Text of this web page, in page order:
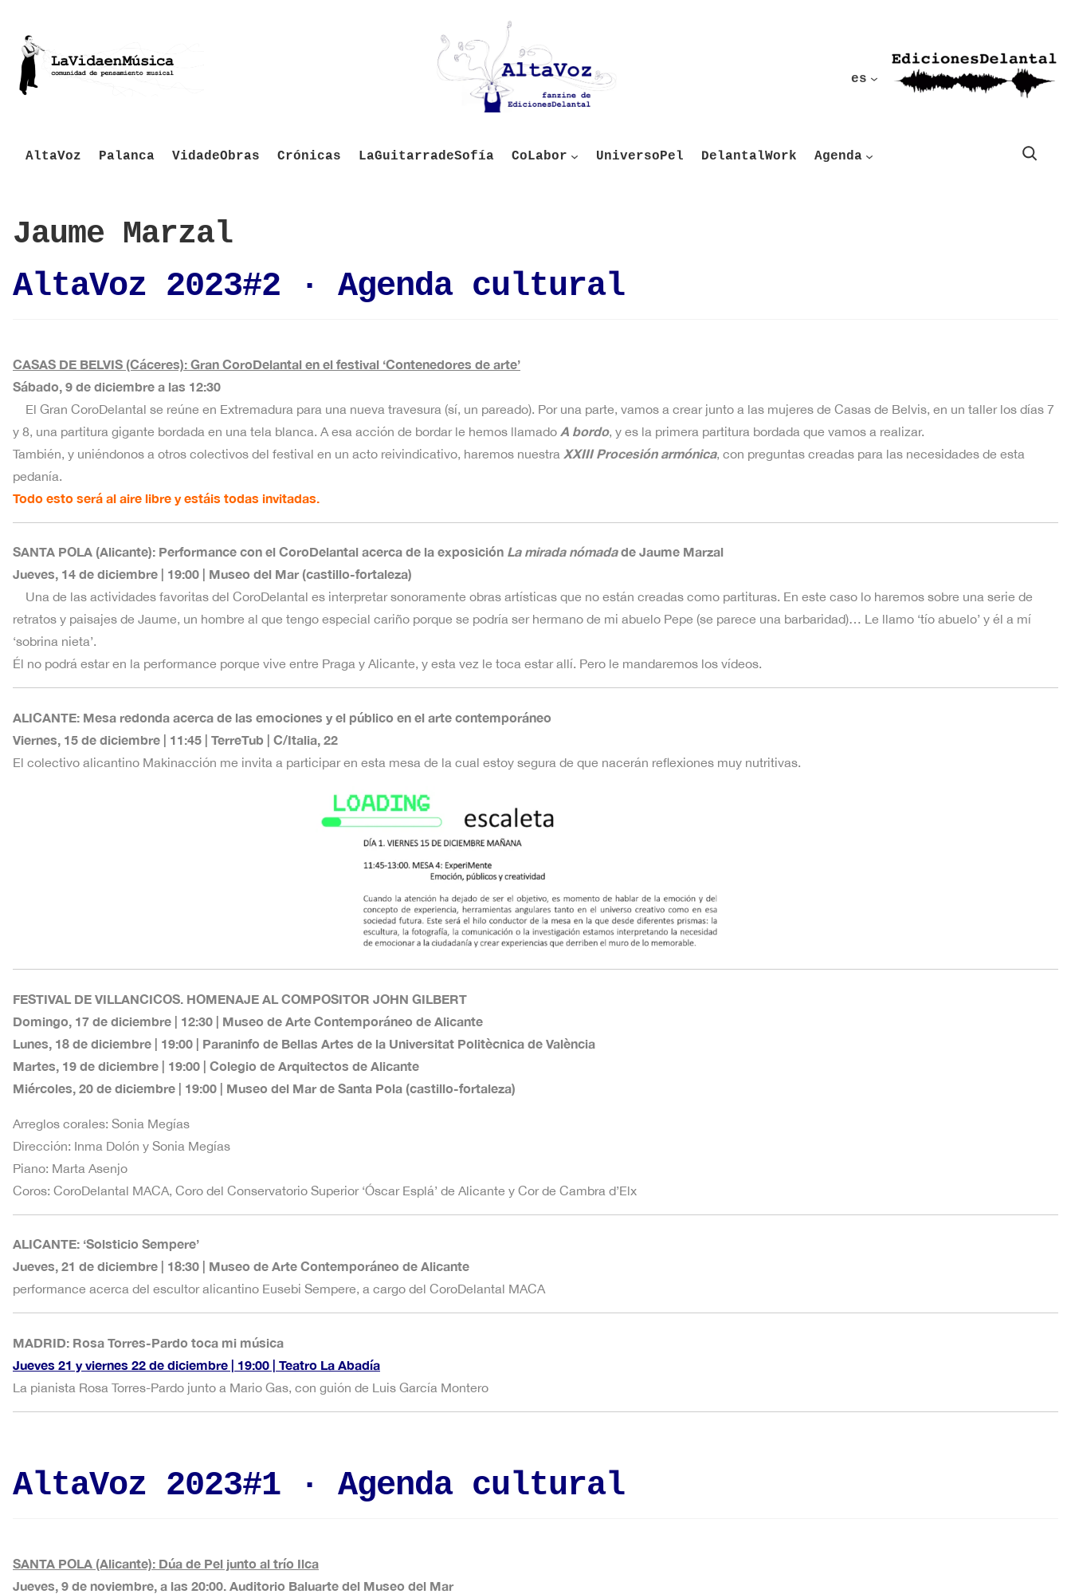
es
AltaVoz Palanca VidadeObras Crónicas LaGuitarradeSofía CoLabor UniversoPel DelantalWork Agenda
Buscar
Jaume Marzal
AltaVoz 2023#2 · Agenda cultural
CASAS DE BELVIS (Cáceres): Gran CoroDelantal en el festival ‘Contenedores de arte’
Sábado, 9 de diciembre a las 12:30
El Gran CoroDelantal se reúne en Extremadura para una nueva travesura (sí, un pareado). Por una parte, vamos a crear junto a las mujeres de Casas de Belvis, en un taller los días 7
y 8, una partitura gigante bordada en una tela blanca. A esa acción de bordar le hemos llamado A bordo, y es la primera partitura bordada que vamos a realizar.
También, y uniéndonos a otros colectivos del festival en un acto reivindicativo, haremos nuestra XXIII Procesión armónica, con preguntas creadas para las necesidades de esta
pedanía.
Todo esto será al aire libre y estáis todas invitadas.
SANTA POLA (Alicante): Performance con el CoroDelantal acerca de la exposición La mirada nómadade Jaume Marzal
Jueves, 14 de diciembre | 19:00 | Museo del Mar (castillo-fortaleza)
Una de las actividades favoritas del CoroDelantal es interpretar sonoramente obras artísticas que no están creadas como partituras. En este caso lo haremos sobre una serie de
retratos y paisajes de Jaume, un hombre al que tengo especial cariño porque se podría ser hermano de mi abuelo Pepe (se parece una barbaridad)… Le llamo ‘tío abuelo’ y él a mí
‘sobrina nieta’.
Él no podrá estar en la performance porque vive entre Praga y Alicante, y esta vez le toca estar allí. Pero le mandaremos los vídeos.
ALICANTE: Mesa redonda acerca de las emociones y el público en el arte contemporáneo
Viernes, 15 de diciembre | 11:45 | TerreTub | C/Italia, 22
El colectivo alicantino Makinacción me invita a participar en esta mesa de la cual estoy segura de que nacerán reflexiones muy nutritivas.
FESTIVAL DE VILLANCICOS. HOMENAJE AL COMPOSITOR JOHN GILBERT
Domingo, 17 de diciembre | 12:30 | Museo de Arte Contemporáneo de Alicante
Lunes, 18 de diciembre | 19:00 | Paraninfo de Bellas Artes de la Universitat Politècnica de València
Martes, 19 de diciembre | 19:00 | Colegio de Arquitectos de Alicante
Miércoles, 20 de diciembre | 19:00 | Museo del Mar de Santa Pola (castillo-fortaleza)
Arreglos corales: Sonia Megías
Dirección: Inma Dolón y Sonia Megías
Piano: Marta Asenjo
Coros: CoroDelantal MACA, Coro del Conservatorio Superior ‘Óscar Esplá’ de Alicante y Cor de Cambra d’Elx
ALICANTE: ‘Solsticio Sempere’
Jueves, 21 de diciembre | 18:30 | Museo de Arte Contemporáneo de Alicante
performance acerca del escultor alicantino Eusebi Sempere, a cargo del CoroDelantal MACA
MADRID: Rosa Torres-Pardo toca mi música
Jueves 21 y viernes 22 de diciembre | 19:00 | Teatro La Abadía
La pianista Rosa Torres-Pardo junto a Mario Gas, con guión de Luis García Montero
AltaVoz 2023#1 · Agenda cultural
SANTA POLA (Alicante): Dúa de Pel junto al trío Ilca
Jueves, 9 de noviembre, a las 20:00. Auditorio Baluarte del Museo del Mar